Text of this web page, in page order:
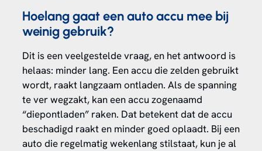
Hoelang gaat een auto accu mee bij
weinig gebruik?
Dit is een veelgestelde vraag, en het antwoord is
helaas: minder lang. Een accu die zelden gebruikt
wordt, raakt langzaam ontladen. Als de spanning
te ver wegzakt, kan een accu zogenaamd
“diepontladen” raken. Dat betekent dat de accu
beschadigd raakt en minder goed oplaadt. Bij een
auto die regelmatig wekenlang stilstaat, kun je al